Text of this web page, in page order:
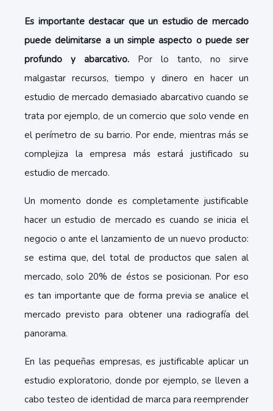
Es importante destacar que un estudio de mercado
puede delimitarse a un simple aspecto o puede ser
profundo y abarcativo. Por lo tanto, no sirve
malgastar recursos, tiempo y dinero en hacer un
estudio de mercado demasiado abarcativo cuando se
trata por ejemplo, de un comercio que solo vende en
el perímetro de su barrio. Por ende, mientras más se
complejiza la empresa más estará justificado su
estudio de mercado.
Un momento donde es completamente justificable
hacer un estudio de mercado es cuando se inicia el
negocio o ante el lanzamiento de un nuevo producto:
se estima que, del total de productos que salen al
mercado, solo 20% de éstos se posicionan. Por eso
es tan importante que de forma previa se analice el
mercado previsto para obtener una radiografía del
panorama.
En las pequeñas empresas, es justificable aplicar un
estudio exploratorio, donde por ejemplo, se lleven a
cabo testeo de identidad de marca para reemprender